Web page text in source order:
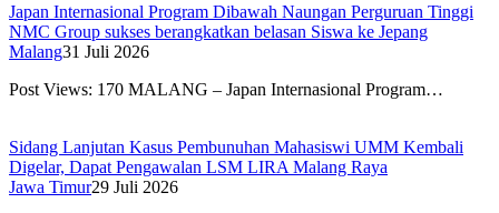
Japan Internasional Program Dibawah Naungan Perguruan Tinggi
NMC Group sukses berangkatkan belasan Siswa ke Jepang
Malang31 Juli 2026
Post Views: 170 MALANG – Japan Internasional Program…
Sidang Lanjutan Kasus Pembunuhan Mahasiswi UMM Kembali
Digelar, Dapat Pengawalan LSM LIRA Malang Raya
Jawa Timur29 Juli 2026